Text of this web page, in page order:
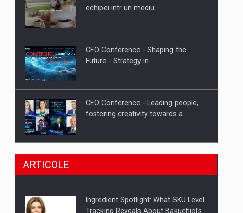
Fondul de investitii BoldMind si
echipei intr un mediu…
CEO Conference - Shaping the
Future - Strategy in…
CEO Conference - Leading people,
fostering creativity towards a…
CEO Conference - Shaping The
Webinar - Business Evolution-
ARTICOLE
Ingredient Spotlight: What SKU Level
Tracking Reveals About Bakuchiol's…